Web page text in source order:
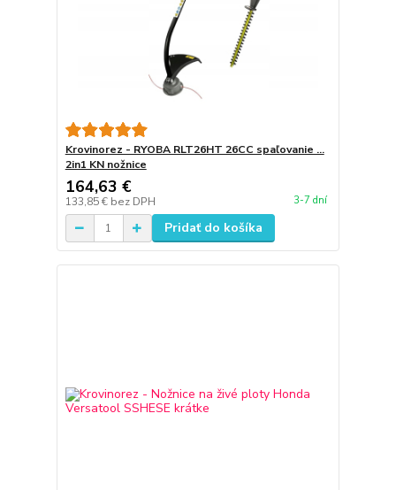
Krovinorez - RYOBA RLT26HT 26CC spaľovanie ...
2in1 KN nožnice
164,63 €
133,85 € bez DPH 3-7 dní
Pridať do košíka